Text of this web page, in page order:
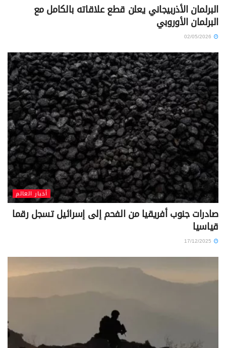
البرلمان الأذربيجاني يعلن قطع علاقاته بالكامل مع
البرلمان الأوروبي
أخبار العالم
صادرات جنوب أفريقيا من الفحم إلى إسرائيل تسجل رقما
قياسيا